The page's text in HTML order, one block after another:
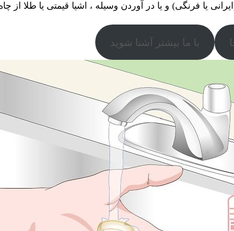
یا فرنگی) و یا در آوردن وسیله ، اشیا قیمتی یا طلا از
با ما بیشتر آشنا شوید